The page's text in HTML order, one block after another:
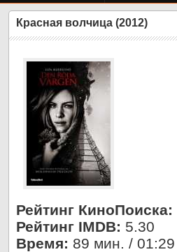
Красная волчица (2012)
Рейтинг КиноПоиска:
Рейтинг IMDB: 5.30
Время: 89 мин. / 01:29